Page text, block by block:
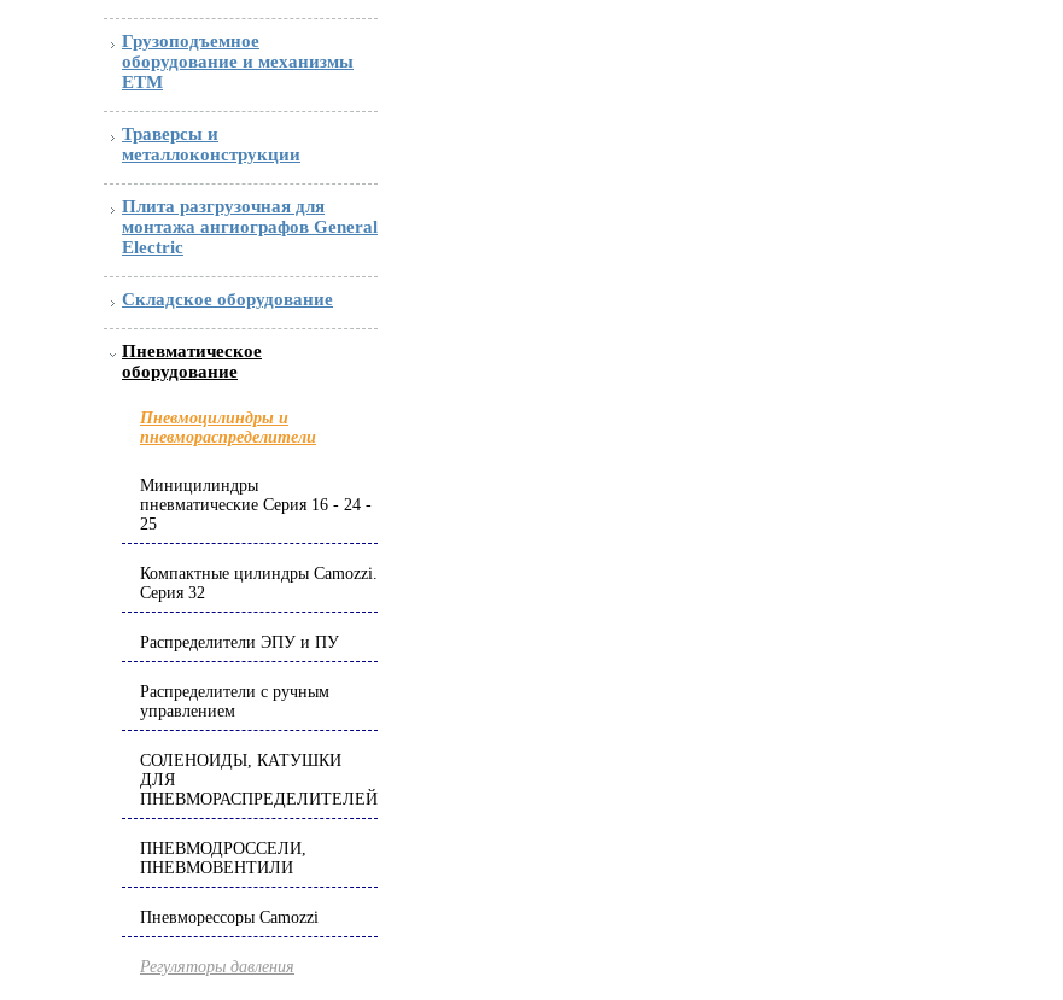
Грузоподъемное
оборудование и механизмы
ETM
Траверсы и
металлоконструкции
Плита разгрузочная для
монтажа ангиографов General
Electric
Складское оборудование
Пневматическое
оборудование
Пневмоцилиндры и
пневмораспределители
Миницилиндры
пневматические Серия 16 - 24 -
25
Компактные цилиндры Camozzi.
Серия 32
Распределители ЭПУ и ПУ
Распределители с ручным
управлением
СОЛЕНОИДЫ, КАТУШКИ
ДЛЯ
ПНЕВМОРАСПРЕДЕЛИТЕЛЕЙ
ПНЕВМОДРОССЕЛИ,
ПНЕВМОВЕНТИЛИ
Пневморессоры Camozzi
Регуляторы давления